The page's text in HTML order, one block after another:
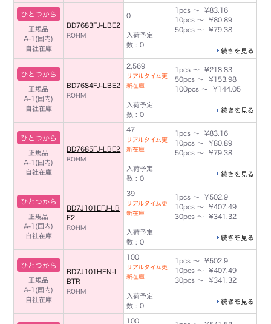
ひとつから
正規品
A-1(国内)
自社在庫
BD7683FJ-LBE2
ROHM
0
入荷予定
数 : 0
1pcs ～ ¥83.16
10pcs ～ ¥80.89
50pcs ～ ¥79.38
続きを見る
ひとつから
正規品
A-1(国内)
自社在庫
BD7684FJ-LBE2
ROHM
2,569
リアルタイム更
新在庫
入荷予定
数 : 0
1pcs ～ ¥218.83
50pcs ～ ¥153.98
100pcs ～ ¥144.05
続きを見る
ひとつから
正規品
A-1(国内)
自社在庫
BD7685FJ-LBE2
ROHM
47
リアルタイム更
新在庫
入荷予定
数 : 0
1pcs ～ ¥83.16
10pcs ～ ¥80.89
50pcs ～ ¥79.38
続きを見る
ひとつから
正規品
A-1(国内)
自社在庫
BD7J101EFJ-LB
E2
ROHM
39
リアルタイム更
新在庫
入荷予定
数 : 0
1pcs ～ ¥502.9
10pcs ～ ¥407.49
30pcs ～ ¥341.32
続きを見る
ひとつから
正規品
A-1(国内)
自社在庫
BD7J101HFN-L
BTR
ROHM
100
リアルタイム更
新在庫
入荷予定
数 : 0
1pcs ～ ¥502.9
10pcs ～ ¥407.49
30pcs ～ ¥341.32
続きを見る
100